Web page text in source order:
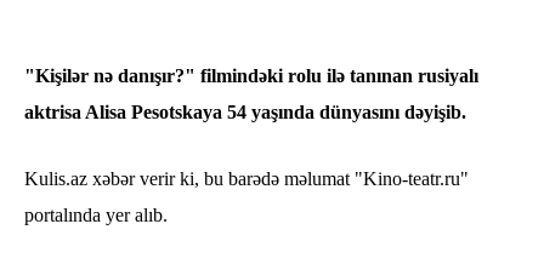
"Kişilər nə danışır?" filmindəki rolu ilə tanınan rusiyalı
aktrisa Alisa Pesotskaya 54 yaşında dünyasını dəyişib.
Kulis.az xəbər verir ki, bu barədə məlumat "Kino-teatr.ru"
portalında yer alıb.